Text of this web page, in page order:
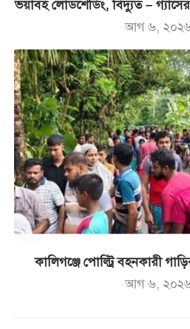
ভয়াবহ লোডশেডিং, বিদ্যুত –
আগ ৬,
কালিগঞ্জে পোল্ট্রি বহনকারী
আগ ৬,